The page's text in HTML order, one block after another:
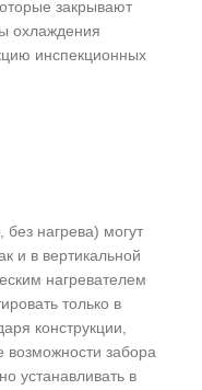
закрывают
охлаждения
инспекционных
нагрева) могут
и в вертикальной
нагревателем
только в
конструкции,
возможности забора
устанавливать в